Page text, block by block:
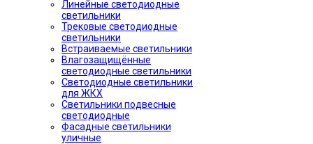
Линейные светодиодные
светильники
Трековые светодиодные
светильники
Встраиваемые светильники
Влагозащищённые
светодиодные светильники
Светодиодные светильники
для ЖКХ
Светильники подвесные
светодиодные
Фасадные светильники
уличные